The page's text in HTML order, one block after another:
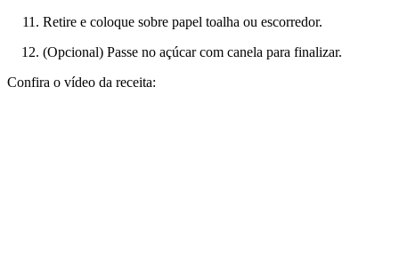
Retire e coloque sobre papel toalha ou escorredor.
(Opcional) Passe no açúcar com canela para finalizar.
Confira o vídeo da receita: